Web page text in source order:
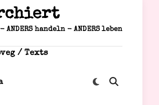
ANDERS handeln - ANDERS leben
/ Texts
Zu
Suche